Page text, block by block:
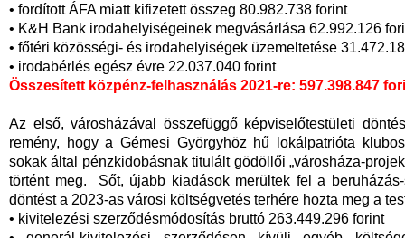
• fordított ÁFA miatt kifizetett összeg 80.982.738 forint
• K&H Bank irodahelyiségeinek megvásárlása 62.992.126
• főtéri közösségi- és irodahelyiségek üzemeltetése
• irodabérlés egész évre 22.037.040 forint
Összesített közpénz-felhasználás 2021-re: 597.398.847
Az első, városházával összefüggő képviselőtestületi
remény, hogy a Gémesi Györgyhöz hű lokálpatrióta
sokak által pénzkidobásnak titulált gödöllői „városháza-
történt meg. Sőt, újabb kiadások merültek fel a
döntést a 2023-as városi költségvetés terhére hozta meg a
• kivitelezési szerződésmódosítás bruttó 263.449.296 forint